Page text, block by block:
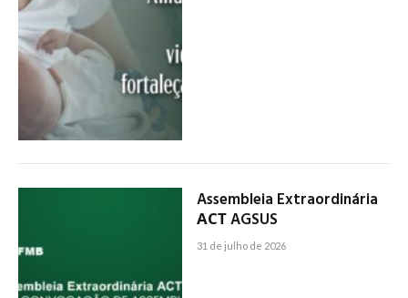
Assembleia Extraordinária
АСТ AGSUS
31 de julho de 2026